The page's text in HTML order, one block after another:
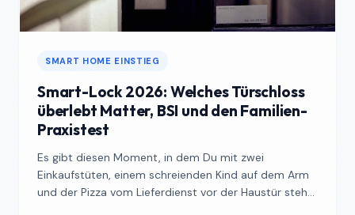
SMART HOME EINSTIEG
Smart-Lock 2026: Welches Türschloss
überlebt Matter, BSI und den Familien-
Praxistest
Es gibt diesen Moment, in dem Du mit zwei
Einkaufstüten, einem schreienden Kind auf dem Arm
und der Pizza vom Lieferdienst vor der Haustür stehst